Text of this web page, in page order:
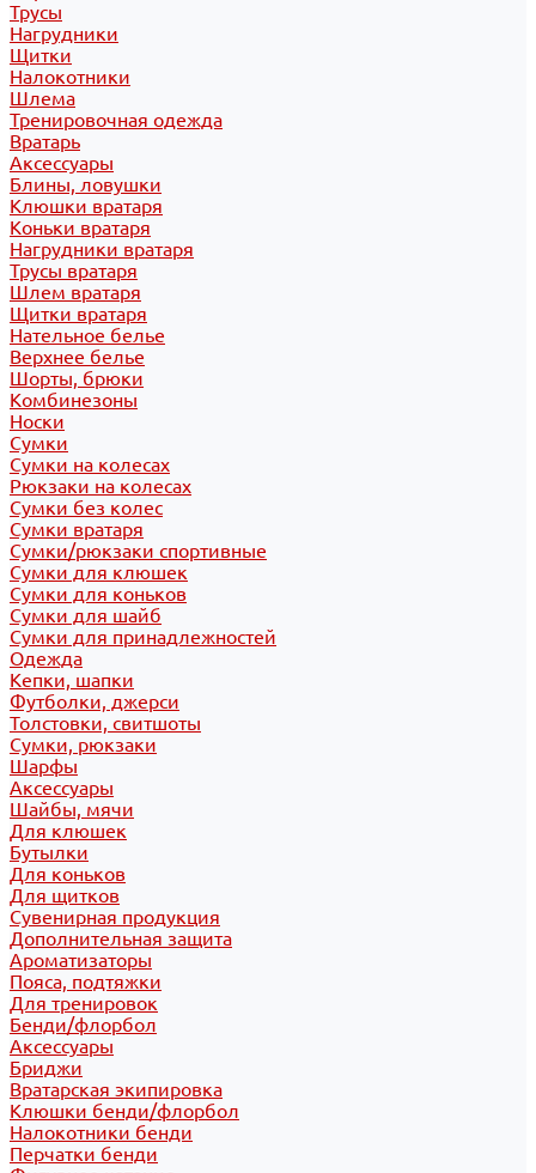
Трусы
Нагрудники
Щитки
Налокотники
Шлема
Тренировочная одежда
Вратарь
Аксессуары
Блины, ловушки
Клюшки вратаря
Коньки вратаря
Нагрудники вратаря
Трусы вратаря
Шлем вратаря
Щитки вратаря
Нательное белье
Верхнее белье
Шорты, брюки
Комбинезоны
Носки
Сумки
Сумки на колесах
Рюкзаки на колесах
Сумки без колес
Сумки вратаря
Сумки/рюкзаки спортивные
Сумки для клюшек
Сумки для коньков
Сумки для шайб
Сумки для принадлежностей
Одежда
Кепки, шапки
Футболки, джерси
Толстовки, свитшоты
Сумки, рюкзаки
Шарфы
Аксессуары
Шайбы, мячи
Для клюшек
Бутылки
Для коньков
Для щитков
Сувенирная продукция
Дополнительная защита
Ароматизаторы
Пояса, подтяжки
Для тренировок
Бенди/флорбол
Аксессуары
Бриджи
Вратарская экипировка
Клюшки бенди/флорбол
Налокотники бенди
Перчатки бенди